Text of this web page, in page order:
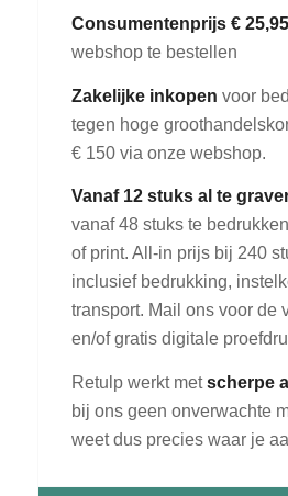
Consumentenprijs €
webshop te bestellen
Zakelijke inkopen voor
tegen hoge
€ 150 via onze webshop.
Vanaf 12 stuks al te
vanaf 48 stuks te
of print. All-in prijs bij 240
inclusief bedrukking,
transport. Mail ons voor de
en/of gratis digitale
Retulp werkt metscherpe
bij ons geen onverwachte
weet dus precies waar je